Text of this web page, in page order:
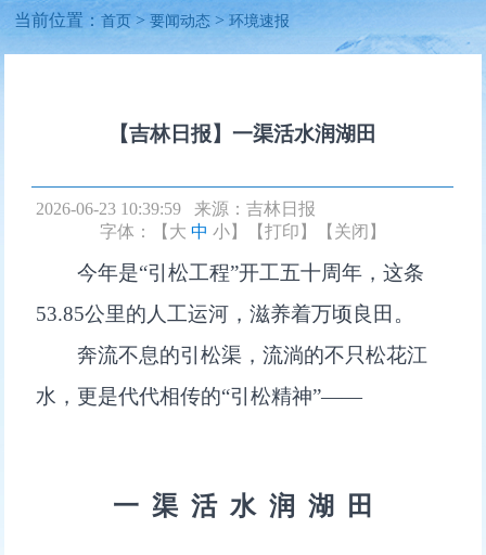
当前位置：首页>要闻动态 >环境速报
【吉林日报】一渠活水润湖田
2026-06-23 10:39:59 来源：吉林日报
字体：【 大 中 小】 【打印】 【关闭】
今年是“引松工程”开工五十周年，这条
53.85公里的人工运河，滋养着万顷良田。
奔流不息的引松渠，流淌的不只松花江
水，更是代代相传的“引松精神”——
一 渠 活 水 润 湖 田